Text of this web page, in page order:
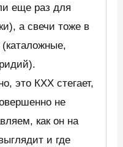
еще раз для
а свечи тоже в
(каталожные,
это КХХ стегает,
не
как он на
и где